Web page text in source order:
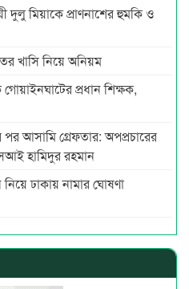
দুলু মিয়াকে প্রাণনাশের হুমকি ও
খাসি নিয়ে অনিয়ম
প্রধান শিক্ষক,
পর আসামি গ্রেফতার: অপপ্রচারের
হামিদুর রহমান
ঢাকায় নামার ঘোষণা